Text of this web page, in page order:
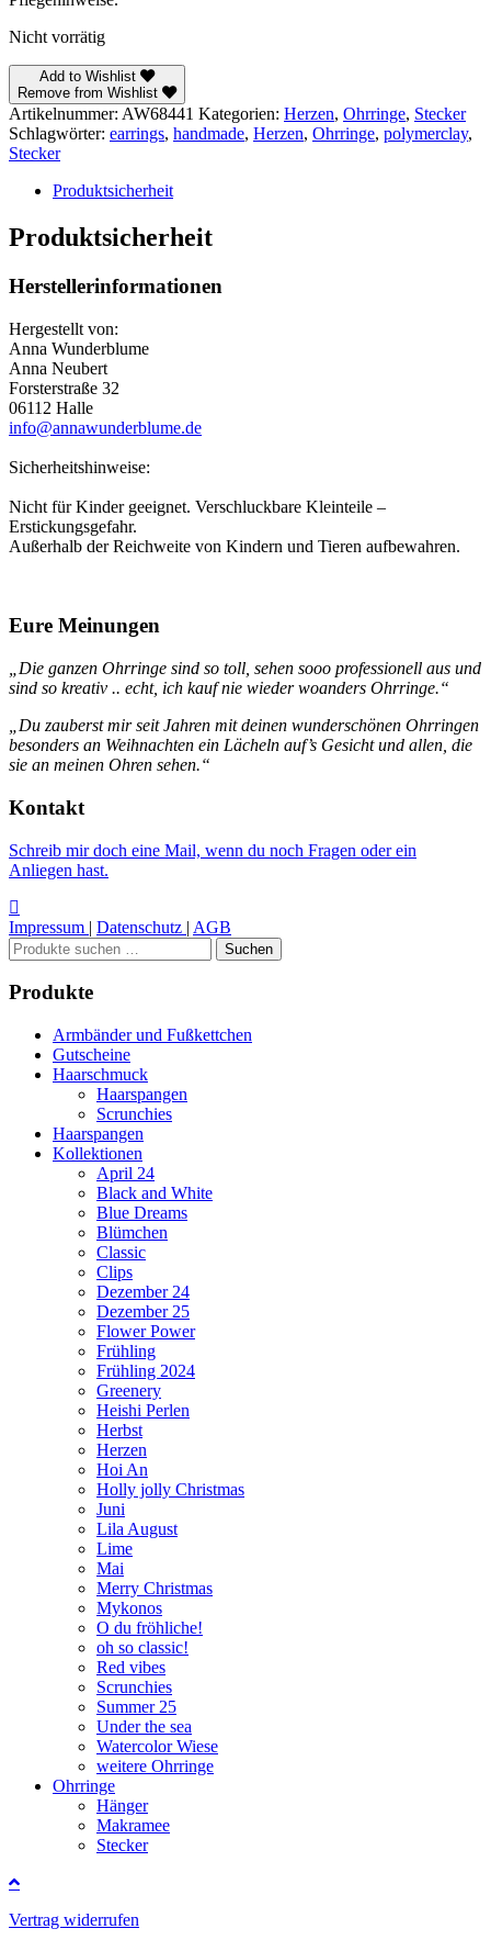
Nicht vorrätig
Add to Wishlist
Remove from Wishlist
Artikelnummer: AW68441 Kategorien: Herzen, Ohrringe, Stecker
Schlagwörter: earrings, handmade, Herzen, Ohrringe, polymerclay,
Stecker
Produktsicherheit
Produktsicherheit
Herstellerinformationen
Hergestellt von:
Anna Wunderblume
Anna Neubert
Forsterstraße 32
06112 Halle
info@annawunderblume.de
Sicherheitshinweise:
Nicht für Kinder geeignet. Verschluckbare Kleinteile –
Erstickungsgefahr.
Außerhalb der Reichweite von Kindern und Tieren aufbewahren.
Eure Meinungen
„Die ganzen Ohrringe sind so toll, sehen sooo professionell aus und
sind so kreativ .. echt, ich kauf nie wieder woanders Ohrringe.“
„Du zauberst mir seit Jahren mit deinen wunderschönen Ohrringen
besonders an Weihnachten ein Lächeln auf’s Gesicht und allen, die
sie an meinen Ohren sehen.“
Kontakt
Schreib mir doch eine Mail, wenn du noch Fragen oder ein
Anliegen hast.
Impressum | Datenschutz | AGB
Suchen
nach:
Suchen
Produkte
Armbänder und Fußkettchen
Gutscheine
Haarschmuck
Haarspangen
Scrunchies
Haarspangen
Kollektionen
April 24
Black and White
Blue Dreams
Blümchen
Classic
Clips
Dezember 24
Dezember 25
Flower Power
Frühling
Frühling 2024
Greenery
Heishi Perlen
Herbst
Herzen
Hoi An
Holly jolly Christmas
Juni
Lila August
Lime
Mai
Merry Christmas
Mykonos
O du fröhliche!
oh so classic!
Red vibes
Scrunchies
Summer 25
Under the sea
Watercolor Wiese
weitere Ohrringe
Ohrringe
Hänger
Makramee
Stecker
Vertrag widerrufen